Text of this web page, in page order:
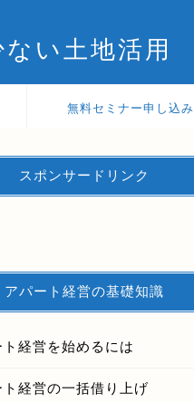
い土地活用
無料セミナー申し込み
スポンサードリンク
アパート経営の基礎知識
ト経営を始めるには
ト経営の一括借り上げ